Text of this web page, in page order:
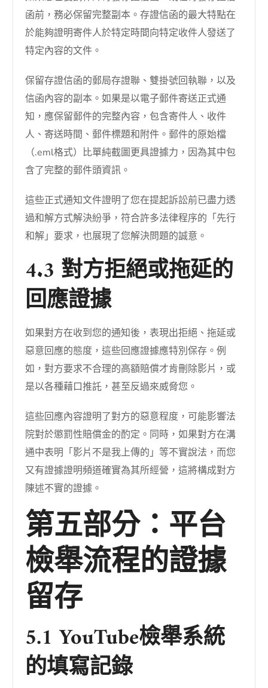
函前，務必保留完整副本。存證信函的最大特點在
於能夠證明寄件人於特定時間向特定收件人發送了
特定內容的文件。
保留存證信函的郵局存證聯、雙掛號回執聯，以及
信函內容的副本。如果是以電子郵件寄送正式通
知，應保留郵件的完整內容，包含寄件人、收件
人、寄送時間、郵件標題和附件。郵件的原始檔
（.eml格式）比單純截圖更具證據力，因為其中包
含了完整的郵件頭資訊。
這些正式通知文件證明了您在提起訴訟前已盡力透
過和解方式解決紛爭，符合許多法律程序的「先行
和解」要求，也展現了您解決問題的誠意。
4.3 對方拒絕或拖延的
回應證據
如果對方在收到您的通知後，表現出拒絕、拖延或
惡意回應的態度，這些回應證據應特別保存。例
如，對方要求不合理的高額賠償才肯刪除影片，或
是以各種藉口推託，甚至反過來威脅您。
這些回應內容證明了對方的惡意程度，可能影響法
院對於懲罰性賠償金的酌定。同時，如果對方在溝
通中表明「影片不是我上傳的」等不實說法，而您
又有證據證明頻道確實為其所經營，這將構成對方
陳述不實的證據。
第五部分：平台
檢舉流程的證據
留存
5.1 YouTube檢舉系統
的填寫記錄